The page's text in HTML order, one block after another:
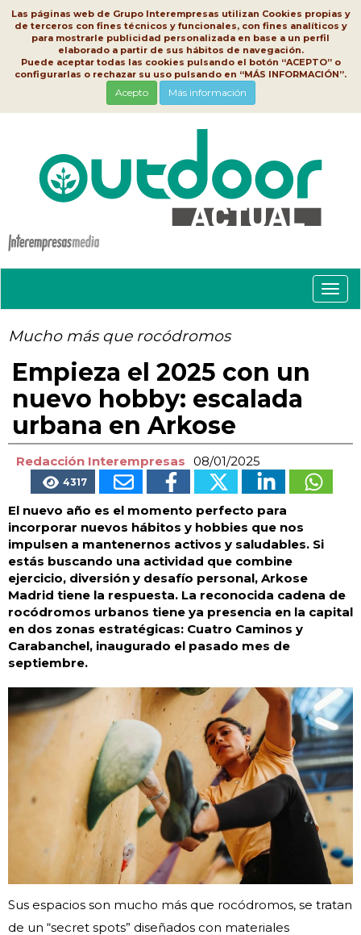
Las páginas web de Grupo Interempresas utilizan Cookies propias y
de terceros con fines técnicos y funcionales, con fines analíticos y
para mostrarle publicidad personalizada en base a un perfil
elaborado a partir de sus hábitos de navegación.
Puede aceptar todas las cookies pulsando el botón “ACEPTO” o
configurarlas o rechazar su uso pulsando en “MÁS INFORMACIÓN”.
Acepto Más información
Mucho más que rocódromos
Empieza el 2025 con un
nuevo hobby: escalada
urbana en Arkose
Redacción Interempresas 08/01/2025
4317
El nuevo año es el momento perfecto para
incorporar nuevos hábitos y hobbies que nos
impulsen a mantenernos activos y saludables. Si
estás buscando una actividad que combine
ejercicio, diversión y desafío personal, Arkose
Madrid tiene la respuesta. La reconocida cadena de
rocódromos urbanos tiene ya presencia en la capital
en dos zonas estratégicas: Cuatro Caminos y
Carabanchel, inaugurado el pasado mes de
septiembre.
Sus espacios son mucho más que rocódromos, se tratan
de un “secret spots” diseñados con materiales